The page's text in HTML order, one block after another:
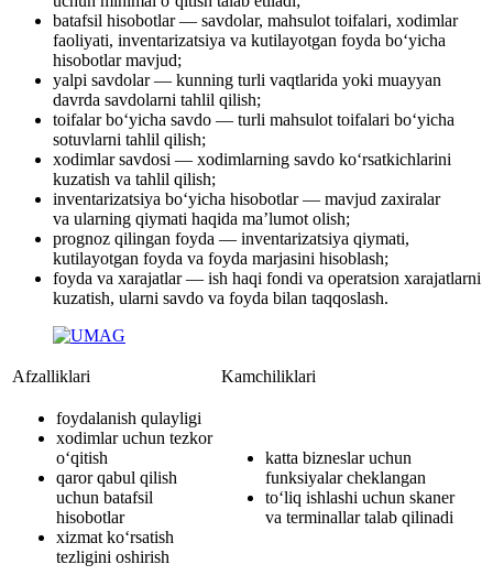
batafsil hisobotlar — savdolar, mahsulot toifalari, xodimlar
faoliyati, inventarizatsiya va kutilayotgan foyda bo‘yicha
hisobotlar mavjud;
yalpi savdolar — kunning turli vaqtlarida yoki muayyan
davrda savdolarni tahlil qilish;
toifalar bo‘yicha savdo — turli mahsulot toifalari bo‘yicha
sotuvlarni tahlil qilish;
xodimlar savdosi — xodimlarning savdo ko‘rsatkichlarini
kuzatish va tahlil qilish;
inventarizatsiya bo‘yicha hisobotlar — mavjud zaxiralar
va ularning qiymati haqida ma’lumot olish;
prognoz qilingan foyda — inventarizatsiya qiymati,
kutilayotgan foyda va foyda marjasini hisoblash;
foyda va xarajatlar — ish haqi fondi va operatsion xarajatlarni
kuzatish, ularni savdo va foyda bilan taqqoslash.
Afzalliklari Kamchiliklari
foydalanish qulayligi
xodimlar uchun tezkor
o‘qitish
qaror qabul qilish
uchun batafsil
hisobotlar
xizmat ko‘rsatish
tezligini oshirish
katta bizneslar uchun
funksiyalar cheklangan
to‘liq ishlashi uchun skaner
va terminallar talab qilinadi